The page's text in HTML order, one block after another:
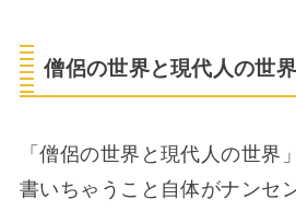
僧侶の世界と現代人の世界
「僧侶の世界と現代人の世界
書いちゃうこと自体がナンセ